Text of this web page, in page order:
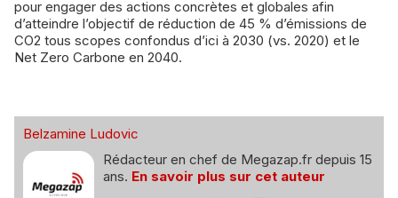
pour engager des actions concrètes et globales afin
d’atteindre l’objectif de réduction de 45 % d’émissions de
CO2 tous scopes confondus d’ici à 2030 (vs. 2020) et le
Net Zero Carbone en 2040.
Belzamine Ludovic
Rédacteur en chef de Megazap.fr depuis 15
ans. En savoir plus sur cet auteur